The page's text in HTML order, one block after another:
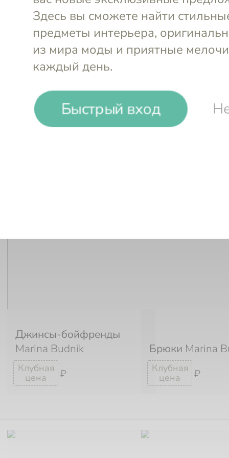
Быстрый вход
Marina Budnik.
Дизайнерская
₽
Джинсы-бойфренды
Marina Budnik
₽
Брюки Marina